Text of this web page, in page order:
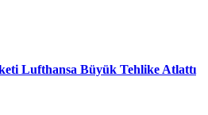
Lufthansa Büyük Tehlike Atlattı